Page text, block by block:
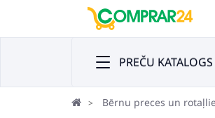
PREČU KATALOGS
Bērnu preces un